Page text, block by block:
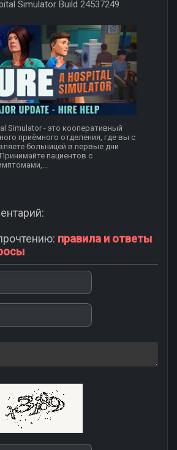
Simulator Build 24537249
Simulator - это кооперативный
приёмного отделения, где вы с
больницей в первые дни
пациентов с
правила и ответы